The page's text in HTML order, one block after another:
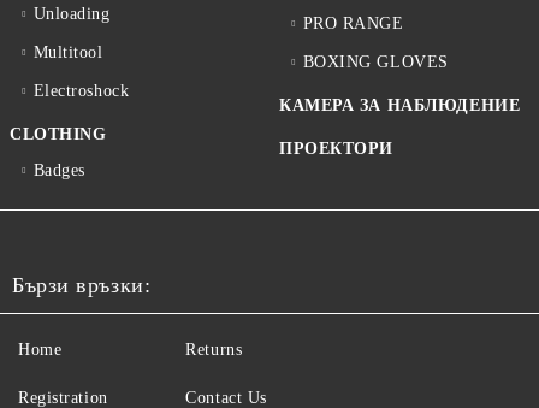
Unloading
Multitool
Electroshock
CLOTHING
Badges
PRO RANGE
BOXING GLOVES
КАМЕРА ЗА НАБЛЮДЕНИЕ
ПРОЕКТОРИ
Бързи връзки:
Home
Registration
Returns
Contact Us